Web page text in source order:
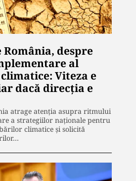
România, despre
al
Viteza e
dacă direcția e
atrage atenția asupra ritmului
a strategiilor naționale pentru
climatice și solicită